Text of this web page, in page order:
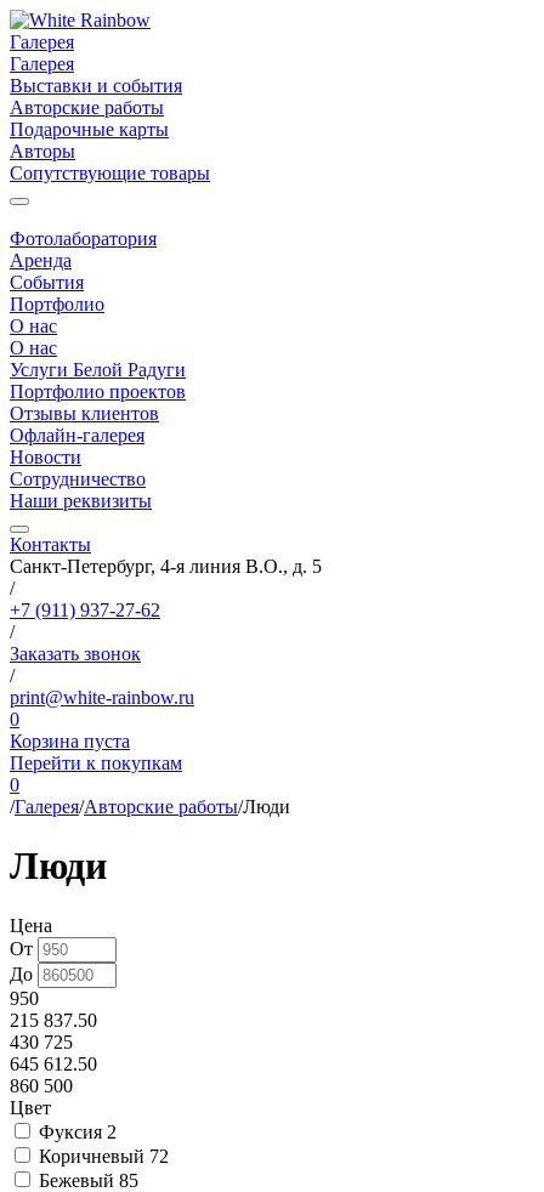
Галерея
Галерея
Выставки и события
Авторские работы
Подарочные карты
Авторы
Сопутствующие товары
Фотолаборатория
Аренда
События
Портфолио
О нас
О нас
Услуги Белой Радуги
Портфолио проектов
Отзывы клиентов
Офлайн-галерея
Новости
Сотрудничество
Наши реквизиты
Контакты
Санкт-Петербург, 4-я линия В.О., д. 5
/
+7 (911) 937-27-62
/
Заказать звонок
/
print@white-rainbow.ru
0
Корзина пуста
Перейти к покупкам
0
/Галерея/Авторские работы/Люди
Люди
Цена
От
До
950
215 837.50
430 725
645 612.50
860 500
Цвет
Фуксия 2
Коричневый 72
Бежевый 85